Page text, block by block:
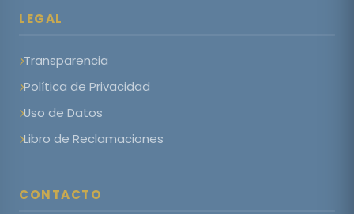
LEGAL
Transparencia
Política de Privacidad
Uso de Datos
Libro de Reclamaciones
CONTACTO